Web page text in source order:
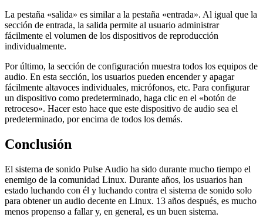
La pestaña «salida» es similar a la pestaña «entrada». Al igual que la
sección de entrada, la salida permite al usuario administrar
fácilmente el volumen de los dispositivos de reproducción
individualmente.
Por último, la sección de configuración muestra todos los equipos de
audio. En esta sección, los usuarios pueden encender y apagar
fácilmente altavoces individuales, micrófonos, etc. Para configurar
un dispositivo como predeterminado, haga clic en el «botón de
retroceso». Hacer esto hace que este dispositivo de audio sea el
predeterminado, por encima de todos los demás.
Conclusión
El sistema de sonido Pulse Audio ha sido durante mucho tiempo el
enemigo de la comunidad Linux. Durante años, los usuarios han
estado luchando con él y luchando contra el sistema de sonido solo
para obtener un audio decente en Linux. 13 años después, es mucho
menos propenso a fallar y, en general, es un buen sistema.